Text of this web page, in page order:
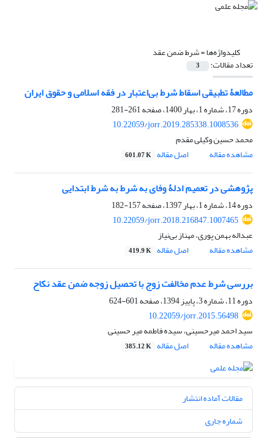
کلیدواژه‌ها =شرط ضمن عقد
تعداد مقالات: 3
مطالعۀ تطبیقی اسقاط شرط بی‌اعتبار در فقه اسلامی و حقوق ایران
دوره 17، شماره 1، بهار 1400، صفحه
261-281
10.22059/jorr.2019.285338.1008536
محمد حسین وکیلی مقدم
مشاهده مقاله
اصل مقاله 601.07 K
پژوهشی در تعمیم ادلۀ وفای به شرط به شرط ابتدایی
دوره 14، شماره 1، بهار 1397، صفحه
157-182
10.22059/jorr.2018.216847.1007465
عبداله بهمن پوری، مهناز بی‌نیاز
مشاهده مقاله
اصل مقاله 419.9 K
بررسی شرط عدم مخالفت زوج با تحصیل زوجه ضمن عقد نکاح
دوره 11، شماره 3، پاییز 1394، صفحه
601-624
10.22059/jorr.2015.56498
سید احمد میرحسینی، سیده فاطمه میر حسینی
مشاهده مقاله
اصل مقاله 385.12 K
مقالات آماده انتشار
شماره جاری